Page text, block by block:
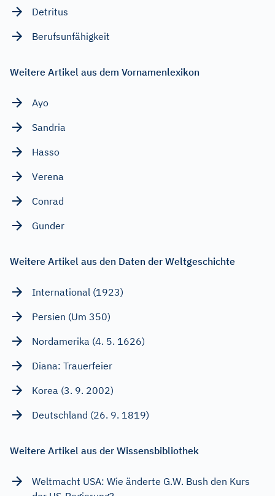
Detritus
Berufsunfähigkeit
Weitere Artikel aus dem Vornamenlexikon
Ayo
Sandria
Hasso
Verena
Conrad
Gunder
Weitere Artikel aus den Daten der Weltgeschichte
International (1923)
Persien (Um 350)
Nordamerika (4. 5. 1626)
Diana: Trauerfeier
Korea (3. 9. 2002)
Deutschland (26. 9. 1819)
Weitere Artikel aus der Wissensbibliothek
Weltmacht USA: Wie änderte G.W. Bush den Kurs